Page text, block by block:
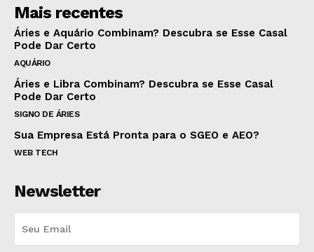
Mais recentes
Áries e Aquário Combinam? Descubra se Esse Casal
Pode Dar Certo
AQUÁRIO
Áries e Libra Combinam? Descubra se Esse Casal
Pode Dar Certo
SIGNO DE ÁRIES
Sua Empresa Está Pronta para o SGEO e AEO?
WEB TECH
Newsletter